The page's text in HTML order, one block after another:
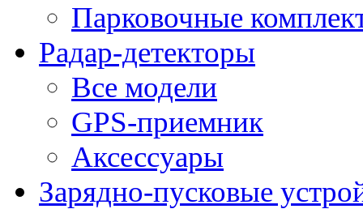
Парковочные
Радар-детекторы
Все модели
GPS-приемник
Аксессуары
Зарядно-пусковые